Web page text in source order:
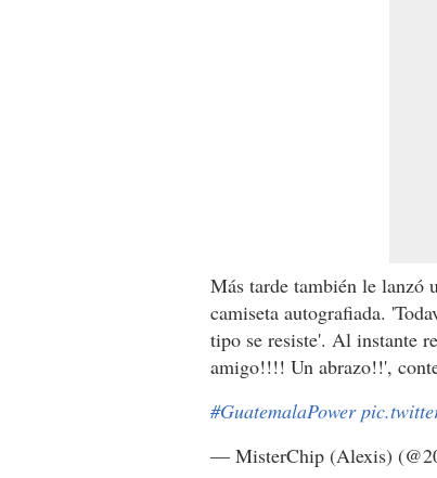
Más tarde también le lanzó
camiseta autografiada.
tipo se resiste'. Al instante
amigo!!!! Un abrazo!!',
#GuatemalaPower
— MisterChip (Alexis)